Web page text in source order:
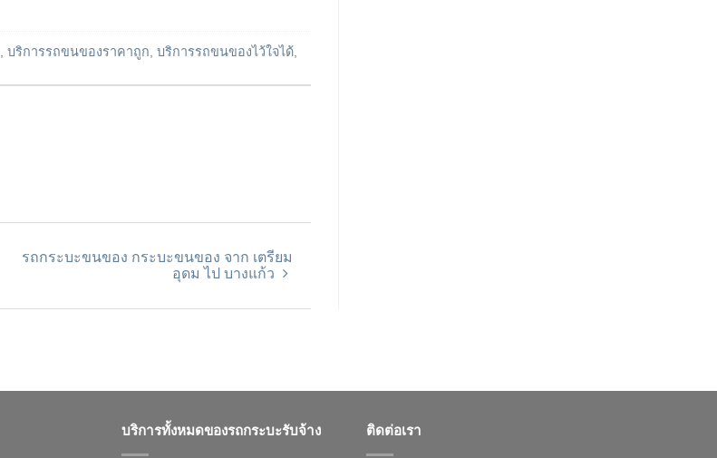
บริการรถขนของราคาถูก บริการรถขนของไว้ใจได้
รถกระบะขนของ กระบะขนของ จาก เตรียม
อุดม ไป บางแก้ว
บริการทั้งหมดของรถกระบะรับจ้าง ติดต่อเรา